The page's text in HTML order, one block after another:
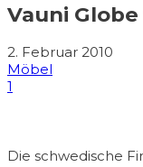
Vauni
2. Februar 2010
Möbel
1
Die schwedische